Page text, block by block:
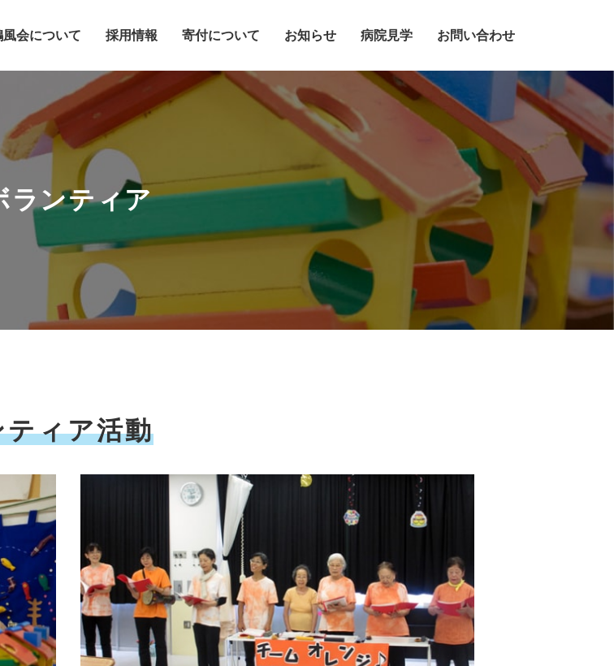
風会について 採用情報 寄付について お知らせ 病院見学 お問い合わせ
ご寄付のご案内
西多摩療育支援センター 採用情報
病院及び施設見学お申し込み
ランティア
ティア活動